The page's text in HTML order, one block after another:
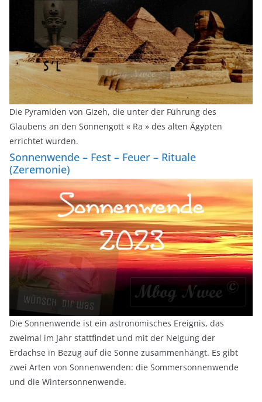
Die Pyramiden von Gizeh, die unter der Führung des
Glaubens an den Sonnengott « Ra » des alten Ägypten
errichtet wurden.
Sonnenwende – Fest – Feuer – Rituale
(Zeremonie)
Die Sonnenwende ist ein astronomisches Ereignis, das
zweimal im Jahr stattfindet und mit der Neigung der
Erdachse in Bezug auf die Sonne zusammenhängt. Es gibt
zwei Arten von Sonnenwenden: die Sommersonnenwende
und die Wintersonnenwende.